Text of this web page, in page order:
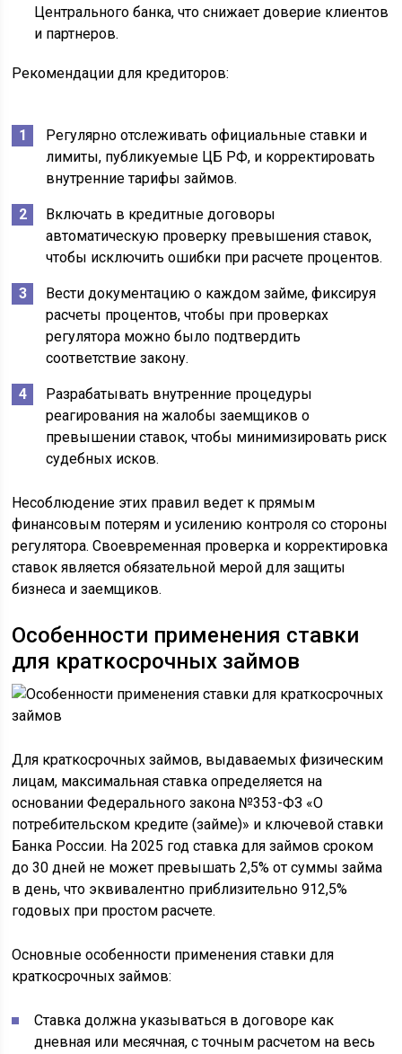
Центрального банка, что снижает доверие клиентов
и партнеров.
Рекомендации для кредиторов:
Регулярно отслеживать официальные ставки и
лимиты, публикуемые ЦБ РФ, и корректировать
внутренние тарифы займов.
Включать в кредитные договоры
автоматическую проверку превышения ставок,
чтобы исключить ошибки при расчете процентов.
Вести документацию о каждом займе, фиксируя
расчеты процентов, чтобы при проверках
регулятора можно было подтвердить
соответствие закону.
Разрабатывать внутренние процедуры
реагирования на жалобы заемщиков о
превышении ставок, чтобы минимизировать риск
судебных исков.
Несоблюдение этих правил ведет к прямым
финансовым потерям и усилению контроля со стороны
регулятора. Своевременная проверка и корректировка
ставок является обязательной мерой для защиты
бизнеса и заемщиков.
Особенности применения ставки
для краткосрочных займов
Для краткосрочных займов, выдаваемых физическим
лицам, максимальная ставка определяется на
основании Федерального закона №353-ФЗ «О
потребительском кредите (займе)» и ключевой ставки
Банка России. На 2025 год ставка для займов сроком
до 30 дней не может превышать 2,5% от суммы займа
в день, что эквивалентно приблизительно 912,5%
годовых при простом расчете.
Основные особенности применения ставки для
краткосрочных займов:
Ставка должна указываться в договоре как
дневная или месячная, с точным расчетом на весь